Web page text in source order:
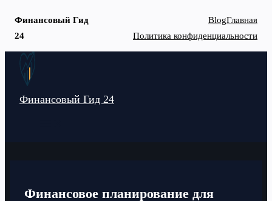
Финансовый Гид
24
BlogГлавная
Политика конфиденциальности
Перейти
Финансовый Гид 24
Финансовое планирование для